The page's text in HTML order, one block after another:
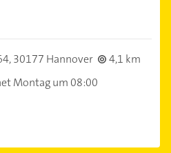
30177 Hannover
4,1 km
Montag um 08:00